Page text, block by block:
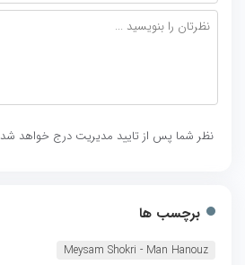
نظر شما پس از تایید مدیریت درج خواهد شد
برچسب ها
Meysam Shokri - Man Hanouz